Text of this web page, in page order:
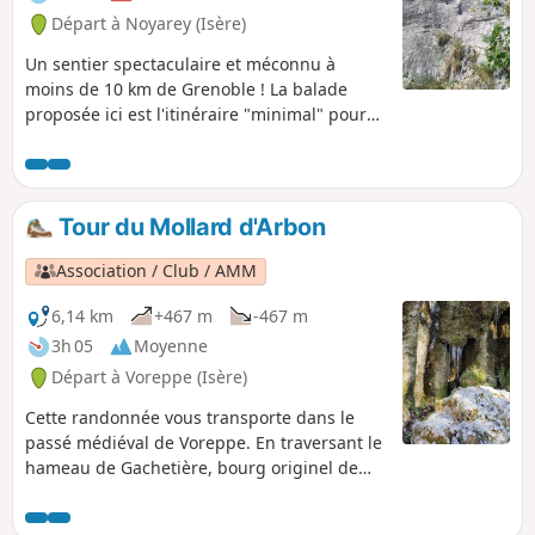
Départ à Noyarey (Isère)
Un sentier spectaculaire et méconnu à
moins de 10 km de Grenoble ! La balade
proposée ici est l'itinéraire "minimal" pour
multiples possibilités si vous souhaitez
prolonger la balade (voir le § "À proximité").
Attention : le passage du Pas de l'Eyrard est
délicat, réservé à des randonneurs
expérimentés et à proscrire en cas de
vertige.
Tour du Mollard d'Arbon
Association / Club / AMM
6,14 km
+467 m
-467 m
3h 05
Moyenne
Départ à Voreppe (Isère)
Cette randonnée vous transporte dans le
passé médiéval de Voreppe. En traversant le
hameau de Gachetière, bourg originel de
Château Vieux, ancien château delphinal.